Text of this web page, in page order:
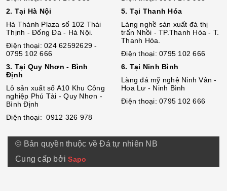
2. Tại Hà Nội
Hà Thành Plaza số 102 Thái
Thịnh - Đống Đa - Hà Nội.
Điện thoại: 024 62592629 -
0795 102 666
3. Tại Quy Nhơn - Bình
Định
Lô sản xuất số A10 Khu Công
nghiệp Phú Tài - Quy Nhơn -
Bình Định
Điện thoại: 0912 326 978
5. Tại Thanh Hóa
Làng nghề sản xuất đá thị
trấn Nhồi - TP.Thanh Hóa - T.
Thanh Hóa.
Điện thoại: 0795 102 666
6. Tại Ninh Bình
Làng đá mỹ nghệ Ninh Vân -
Hoa Lư - Ninh Bình
Điện thoại: 0795 102 666
© Bản quyền thuộc về Đá tự nhiên NB
Cung cấp bởiSapo